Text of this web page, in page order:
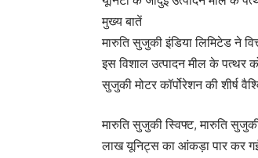
मुख्य बातें
मारुति सुजुकी इंडिया लिमिटेड ने
इस विशाल उत्पादन मील के पत्थर
सुजुकी मोटर कॉर्पोरेशन की शीर्ष
मारुति सुजुकी स्विफ्ट, मारुति
लाख यूनिट्स का आंकड़ा पार कर